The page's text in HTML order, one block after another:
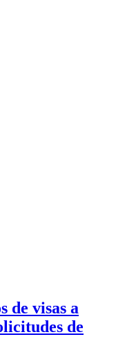
de visas a
de